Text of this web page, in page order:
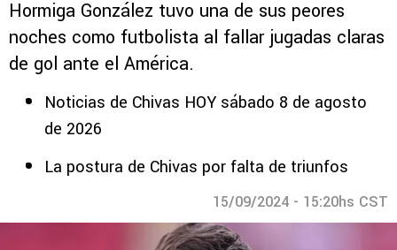
Hormiga González tuvo una de sus peores
noches como futbolista al fallar jugadas claras
de gol ante el América.
Noticias de Chivas HOY sábado 8 de agosto
de 2026
La postura de Chivas por falta de triunfos
15/09/2024 - 15:20hs CST